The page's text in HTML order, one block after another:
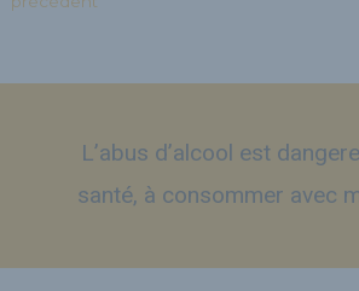
L’abus d’alcool est
santé, à consommer avec